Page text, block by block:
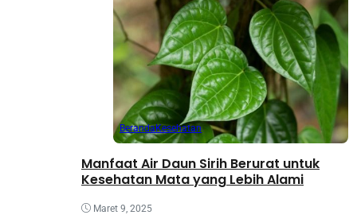
BerandaKesehatan
Manfaat Air Daun Sirih Berurat untuk
Kesehatan Mata yang Lebih Alami
Maret 9, 2025